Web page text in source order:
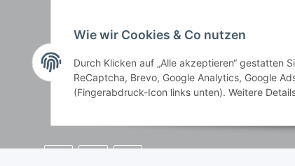
Wie wir Cookies & Co nutzen
Durch Klicken auf „Alle akzeptieren“ gestatten
ReCaptcha, Brevo, Google Analytics, Google
(Fingerabdruck-Icon links unten). Weitere